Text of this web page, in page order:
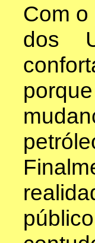
Com
dos